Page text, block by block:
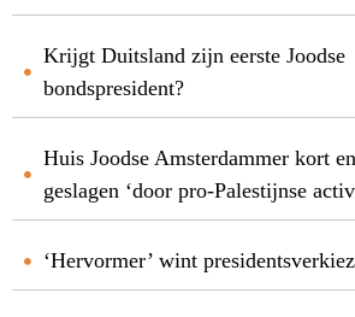
Krijgt Duitsland zijn eerste Joodse
bondspresident?
Huis Joodse Amsterdammer kort
geslagen ‘door pro-Palestijnse
‘Hervormer’ wint